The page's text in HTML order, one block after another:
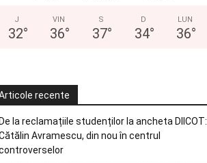
J
32°
VIN
36°
S
37°
D
34°
LUN
36°
recente
De la reclamațiile studenților la ancheta DIICOT:
Avramescu, din nou în centrul